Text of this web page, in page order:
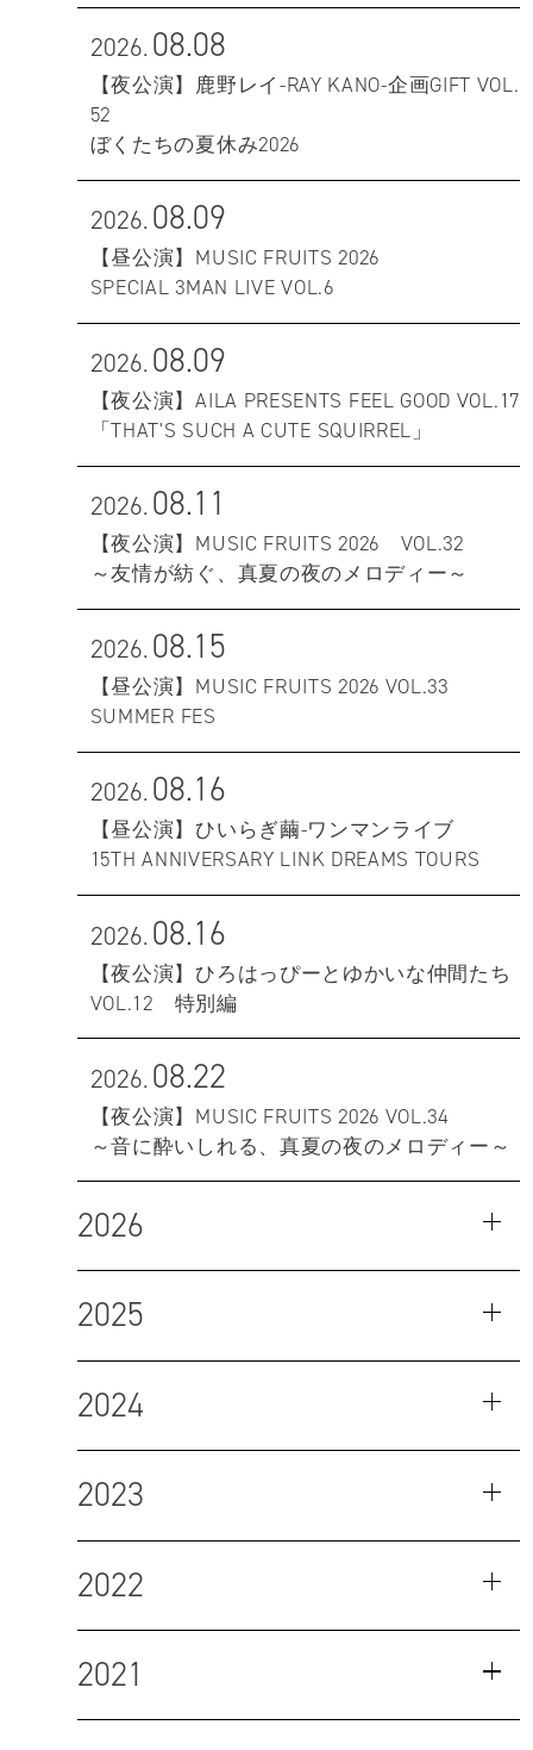
2026.08.08
【夜公演】鹿野レイ-RAY KANO-企画GIFT VOL.
52
ぼくたちの夏休み2026
2026.08.09
【昼公演】MUSIC FRUITS 2026
SPECIAL 3MAN LIVE VOL.6
2026.08.09
【夜公演】AILA PRESENTS FEEL GOOD VOL.17
「THAT'S SUCH A CUTE SQUIRREL」
2026.08.11
【夜公演】MUSIC FRUITS 2026 VOL.32
～友情が紡ぐ、真夏の夜のメロディー～
2026.08.15
【昼公演】MUSIC FRUITS 2026 VOL.33
SUMMER FES
2026.08.16
【昼公演】ひいらぎ繭-ワンマンライブ
15TH ANNIVERSARY LINK DREAMS TOURS
2026.08.16
【夜公演】ひろはっぴーとゆかいな仲間たち
VOL.12 特別編
2026.08.22
【夜公演】MUSIC FRUITS 2026 VOL.34
～音に酔いしれる、真夏の夜のメロディー～
2026
2025
2024
2023
2022
2021